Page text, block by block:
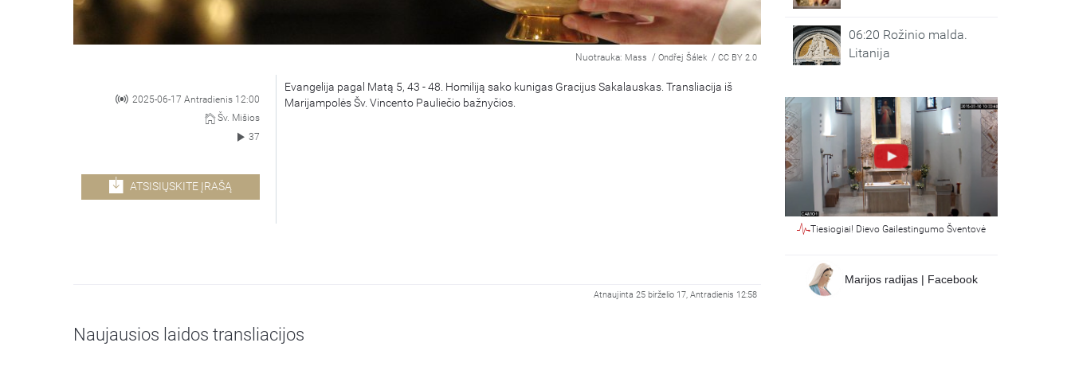
Nuotrauka: Mass / Ondřej Šálek / CC BY 2.0
2025-06-17 Antradienis 12:00
Šv. Mišios
37
ATSISIŲSKITE ĮRAŠĄ
Evangelija pagal Matą 5, 43 - 48. Homiliją sako kunigas Gracijus Sakalauskas. Transliacija iš
Marijampolės Šv. Vincento Pauliečio bažnyčios.
Atnaujinta 25 birželio 17, Antradienis 12:58
Naujausios laidos transliacijos
06:20 Rožinio malda.
Litanija
Tiesiogiai! Dievo Gailestingumo Šventovė
Marijos radijas | Facebook